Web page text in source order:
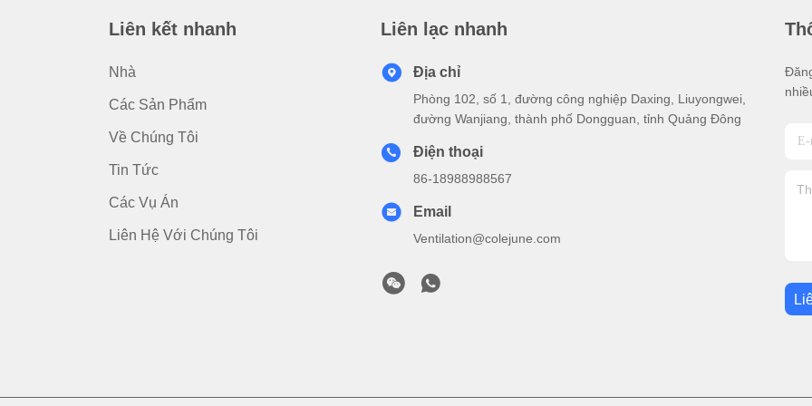
Liên kết nhanh
Nhà
Các Sản Phẩm
Về Chúng Tôi
Tin Tức
Các Vụ Án
Liên Hệ Với Chúng Tôi
Liên lạc nhanh
Địa chỉ
Phòng 102, số 1, đường công nghiệp Daxing, Liuyongwei,
đường Wanjiang, thành phố Dongguan, tỉnh Quảng Đông
Điện thoại
86-18988988567
Email
Ventilation@colejune.com